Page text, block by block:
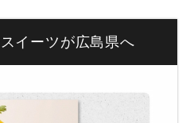
イーツが広島県へ